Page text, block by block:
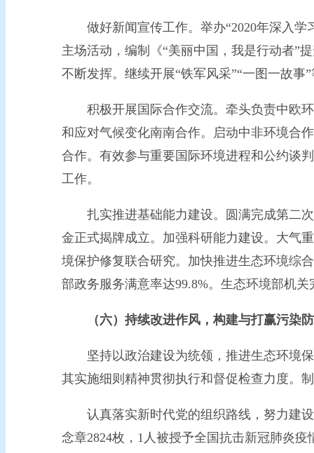
做好新闻宣传工作。举办“2020年深入学
主场活动，编制《“美丽中国，我是行动者”
不断发挥。继续开展“铁军风采”“一图一故
积极开展国际合作交流。牵头负责中欧环
和应对气候变化南南合作。启动中非环境合
合作。有效参与重要国际环境进程和公约谈
工作。
扎实推进基础能力建设。圆满完成第二次
金正式揭牌成立。加强科研能力建设。大气
境保护修复联合研究。加快推进生态环境综
部政务服务满意率达99.8%。生态环境部机
（六）持续改进作风，构建与打赢污染
坚持以政治建设为统领，推进生态环境保
其实施细则精神贯彻执行和督促检查力度。
认真落实新时代党的组织路线，努力建设
念章2824枚，1人被授予全国抗击新冠肺炎